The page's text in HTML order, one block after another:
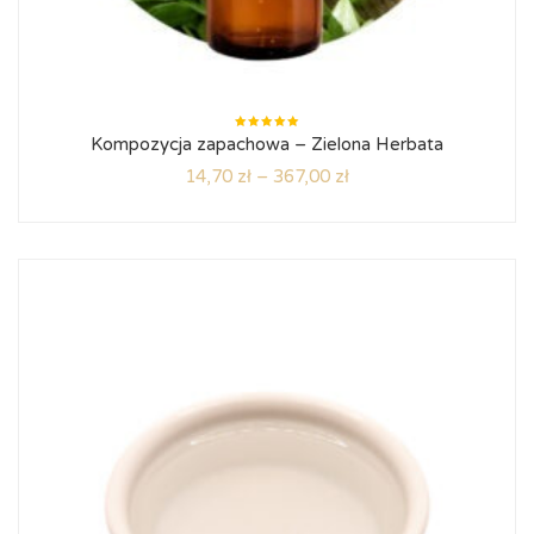
Oceniono
5.00na
Kompozycja zapachowa – Zielona Herbata
14,70 zł – 367,00 zł